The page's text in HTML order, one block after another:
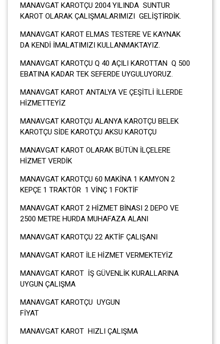
MANAVGAT KAROTÇU 2004 YILINDA SUNTUR
KAROT OLARAK ÇALIŞMALARIMIZI GELİŞTİRDİK.
MANAVGAT KAROT ELMAS TESTERE VE KAYNAK
DA KENDİ İMALATIMIZI KULLANMAKTAYIZ.
MANAVGAT KAROTÇU Q 40 AÇILI KAROTTAN Q 500
EBATINA KADAR TEK SEFERDE UYGULUYORUZ.
MANAVGAT KAROT ANTALYA VE ÇEŞİTLİ İLLERDE
HİZMETTEYİZ
MANAVGAT KAROTÇU ALANYA KAROTÇU BELEK
KAROTÇU SİDE KAROTÇU AKSU KAROTÇU
MANAVGAT KAROT OLARAK BÜTÜN İLÇELERE
HİZMET VERDİK
MANAVGAT KAROTÇU 60 MAKİNA 1 KAMYON 2
KEPÇE 1 TRAKTÖR 1 VİNÇ 1 FOKTİF
MANAVGAT KAROT 2 HİZMET BİNASI 2 DEPO VE
2500 METRE HURDA MUHAFAZA ALANI
MANAVGAT KAROTÇU 22 AKTİF ÇALIŞANI
MANAVGAT KAROT İLE HİZMET VERMEKTEYİZ
MANAVGAT KAROT İŞ GÜVENLİK KURALLARINA
UYGUN ÇALIŞMA
MANAVGAT KAROTÇU UYGUN
MANAVGAT KAROT HIZLI ÇALIŞMA